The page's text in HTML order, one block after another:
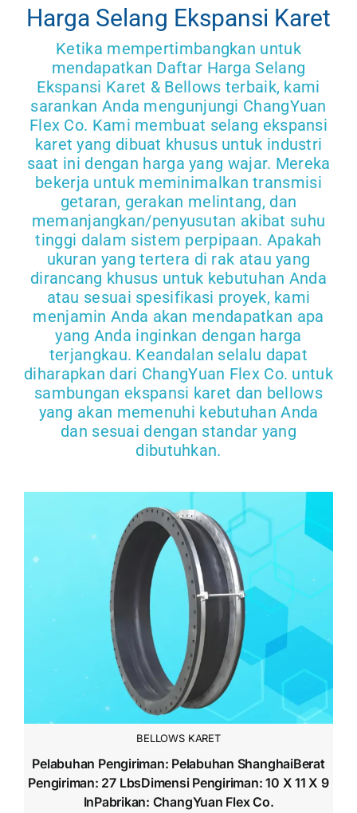
Harga Selang Ekspansi Karet
Ketika mempertimbangkan untuk
mendapatkan Daftar Harga Selang
Ekspansi Karet & Bellows terbaik, kami
sarankan Anda mengunjungi ChangYuan
Flex Co. Kami membuat selang ekspansi
karet yang dibuat khusus untuk industri
saat ini dengan harga yang wajar. Mereka
bekerja untuk meminimalkan transmisi
getaran, gerakan melintang, dan
memanjangkan/penyusutan akibat suhu
tinggi dalam sistem perpipaan. Apakah
ukuran yang tertera di rak atau yang
dirancang khusus untuk kebutuhan Anda
atau sesuai spesifikasi proyek, kami
menjamin Anda akan mendapatkan apa
yang Anda inginkan dengan harga
terjangkau. Keandalan selalu dapat
diharapkan dari ChangYuan Flex Co. untuk
sambungan ekspansi karet dan bellows
yang akan memenuhi kebutuhan Anda
dan sesuai dengan standar yang
dibutuhkan.
BELLOWS KARET
Pelabuhan Pengiriman: Pelabuhan ShanghaiBerat
Pengiriman: 27 LbsDimensi Pengiriman: 10 X 11 X 9
InPabrikan: ChangYuan Flex Co.